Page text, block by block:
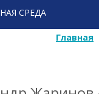
СРЕДА
Главная